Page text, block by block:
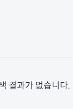
결과가 없습니다.